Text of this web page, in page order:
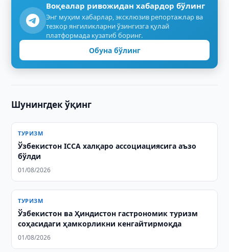
Воқеалар ривожидан хабардор бўлинг
Энг муҳим хабарлар, эксклюзив репортажлар ва
тезкор янгиликларни ўзингизга қулай
платформада кузатиб боринг.
Обуна бўлинг
Шунингдек ўқинг
ТУРИЗМ
Ўзбекистон ICCA халқаро ассоциациясига аъзо
бўлди
01/08/2026
ТУРИЗМ
Ўзбекистон ва Ҳиндистон гастрономик туризм
соҳасидаги ҳамкорликни кенгайтирмоқда
01/08/2026